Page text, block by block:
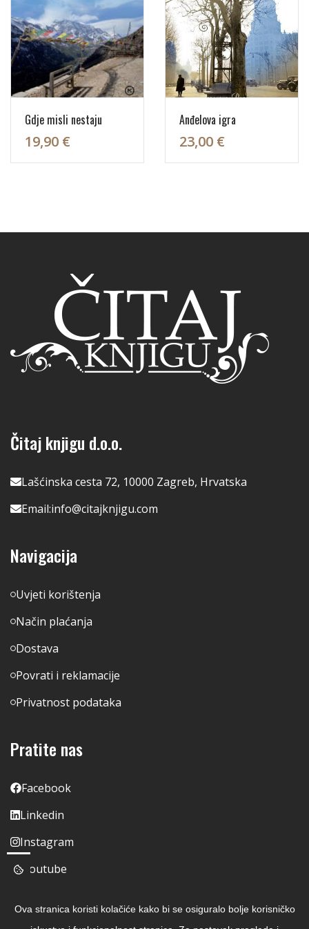
Gdje misli nestaju
19,90 €
Anđelova igra
23,00 €
Čitaj knjigu d.o.o.
Lašćinska cesta 72, 10000 Zagreb, Hrvatska
Email:info@citajknjigu.com
Navigacija
Uvjeti korištenja
Način plaćanja
Dostava
Povrati i reklamacije
Privatnost podataka
Pratite nas
Facebook
Linkedin
Instagram
Youtube
Ova stranica koristi kolačiće kako bi se osiguralo bolje korisničko